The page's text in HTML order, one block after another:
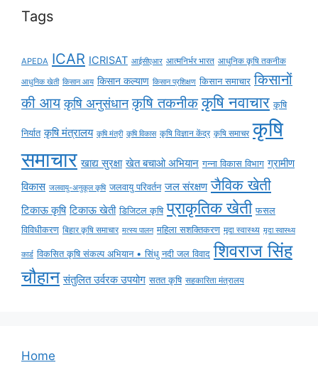
Tags
APEDA ICAR ICRISAT आईसीएआर आत्मनिर्भर भारत आधुनिक कृषि तकनीक
आधुनिक खेती किसान आय किसान कल्याण किसान प्रशिक्षण किसान समाचार किसानों
की आय कृषि अनुसंधान कृषि तकनीक कृषि नवाचार कृषि
निर्यात कृषि मंत्रालय कृषि मंत्री कृषि विकास कृषि विज्ञान केंद्र कृषि समाचर कृषि
समाचार खाद्य सुरक्षा खेत बचाओ अभियान गन्ना विकास विभाग ग्रामीण
विकास जलवायु-अनुकूल कृषि जलवायु परिवर्तन जल संरक्षण जैविक खेती
टिकाऊ कृषि टिकाऊ खेती डिजिटल कृषि प्राकृतिक खेती फसल
विविधीकरण बिहार कृषि समाचार मत्स्य पालन महिला सशक्तिकरण मृदा स्वास्थ्य मृदा स्वास्थ्य
कार्ड विकसित कृषि संकल्प अभियान • सिंधु नदी जल विवाद शिवराज सिंह
चौहान संतुलित उर्वरक उपयोग सतत कृषि सहकारिता मंत्रालय
Home